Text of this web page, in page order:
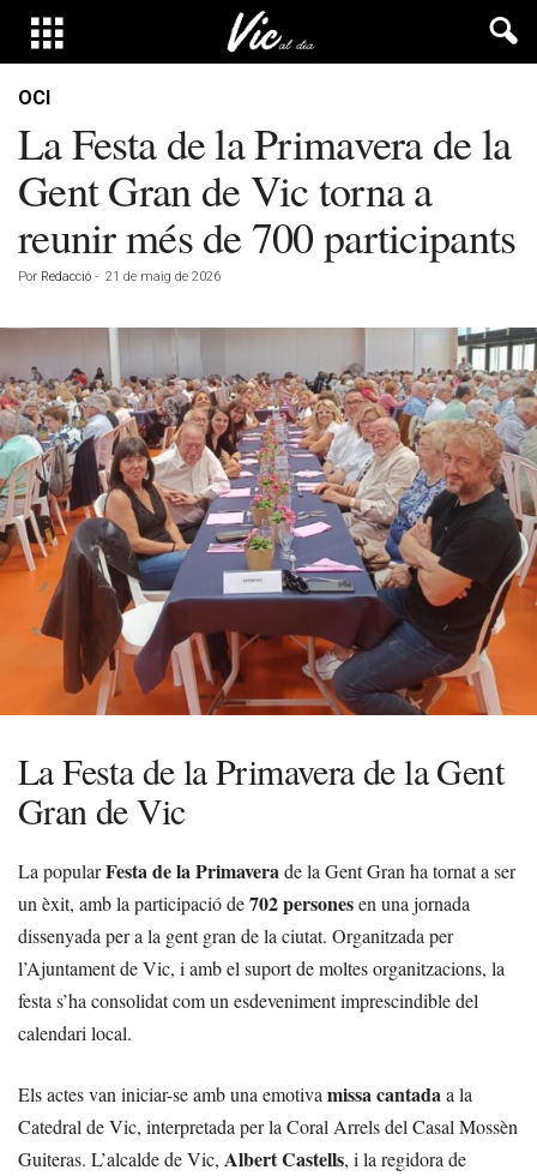
OCI
La Festa de la Primavera de la
Gent Gran de Vic torna a
reunir més de 700 participants
Por Redacció - 21 de maig de 2026
La Festa de la Primavera de la Gent
Gran de Vic
La popularFesta de la Primaverade la Gent Gran ha tornat a ser
un èxit, amb la participació de702 personesen una jornada
dissenyada per a la gent gran de la ciutat. Organitzada per
l’Ajuntament de Vic, i amb el suport de moltes organitzacions, la
festa s’ha consolidat com un esdeveniment imprescindible del
calendari local.
Els actes van iniciar-se amb una emotivamissa cantadaa la
Catedral de Vic, interpretada per la Coral Arrels del Casal Mossèn
Guiteras. L’alcalde de Vic, Albert Castells, i la regidora de